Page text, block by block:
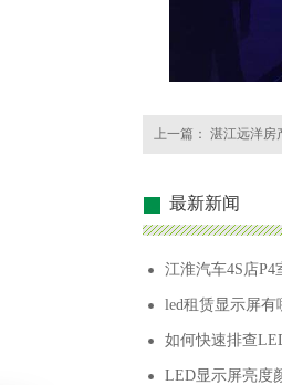
上一篇： 湛江远洋房
最新新闻
江淮汽车4S店
led租赁显示屏有
如何快速排查
LED显示屏亮度